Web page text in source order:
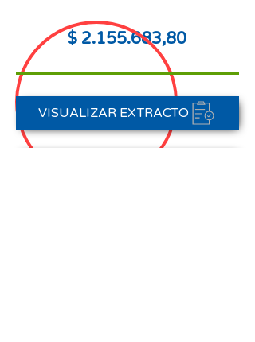
$ 2.155.683,80
VISUALIZAR EXTRACTO